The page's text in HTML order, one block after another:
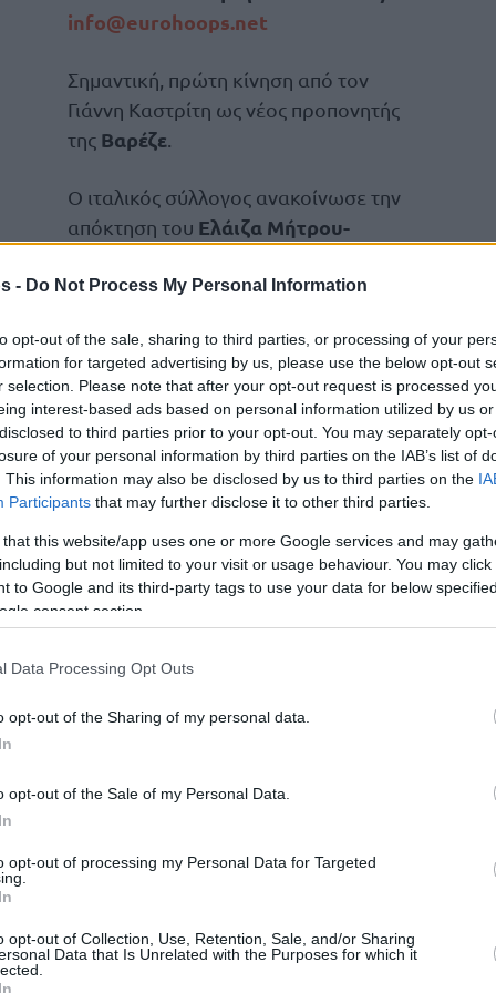
- Do Not Process My Personal Information
opt-out of the sale, sharing to third parties, or processing of your
for targeted advertising by us, please use the below opt-out
selection. Please note that after your opt-out request is processed
interest-based ads based on personal information utilized by us
to third parties prior to your opt-out. You may separately
of your personal information by third parties on the IAB’s list of
This information may also be disclosed by us to third parties on the
Participants that may further disclose it to other third parties.
that this website/app uses one or more Google services and may
but not limited to your visit or usage behaviour. You may
to Google and its third-party tags to use your data for below
consent section.
Data Processing Opt Outs
opt-out of the Sharing of my personal data.
opt-out of the Sale of my Personal Data.
opt-out of processing my Personal Data for Targeted
opt-out of Collection, Use, Retention, Sale, and/or Sharing
Data that Is Unrelated with the Purposes for which it
info@eurohoops.net
Σημαντική, πρώτη κίνηση από τον
Γιάννη Καστρίτη ως νέος προπονητής
της Βαρέζε
Ο ιταλικός σύλλογος ανακοίνωσε την
απόκτηση του Ελάιζα Μήτρου-
τον Έλληνα τεχνικό, αφού πριν
είχαν βρεθεί μαζί στον
λίγες μέρες ο νέος προπονητής της
από την ομάδα του Άρηκαι όπως τόνισε
του “θα κάνουμε ριζικές αλλαγές… “, το
κι απέκτησε έναν παίκτη που τον
διαβατηρίου εδώ και αρκετούς
μέχρι το 2024 υπό τις οδηγίες τουΒασίλη
μεταγραφή για τη Χάποελ Χολόν,
ιταλική ομάδα και να πάει για πρώτη
στη γειτονική χώρα.
di dare il benvenuto sotto il Sacro
che da oggi è un nostro giocatore e
Kastritis‼
sentire tutto il nostro calore
February 18, 2025